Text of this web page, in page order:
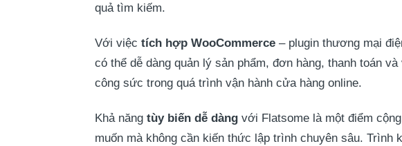
quả tìm kiếm.
Với việc tích hợp WooCommerce – plugin thương mại
có thể dễ dàng quản lý sản phẩm, đơn hàng, thanh toán
công sức trong quá trình vận hành cửa hàng online.
Khả năng tùy biến dễ dàng với Flatsome là một điểm
muốn mà không cần kiến thức lập trình chuyên sâu.